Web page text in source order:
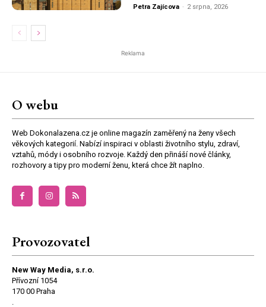
Petra Zajícova - 2 srpna, 2026
Reklama
O webu
Web Dokonalazena.cz je online magazín zaměřený na ženy všech
věkových kategorií. Nabízí inspiraci v oblasti životního stylu, zdraví,
vztahů, módy i osobního rozvoje. Každý den přináší nové články,
rozhovory a tipy pro moderní ženu, která chce žít naplno.
Provozovatel
New Way Media, s.r.o.
Přívozní 1054
170 00 Praha